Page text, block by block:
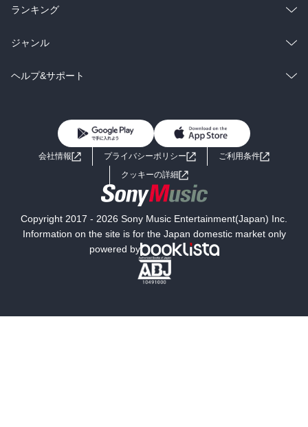
雑誌・グラビア
BL・TL
ラノベ
雑誌・グラビア
BL・TL
総合
ラノベ
雑誌・グラビア
ランキング
総合
ラノベ
ジャンル
コミック
ライトノベル 男子向けラノベ
小説
海外小説
ミステリー SF
文学
ヘルプ&サポート
よくあるご質問 お問い合わせ
会社情報 プライバシーポリシー
ご利用条件
クッキーの詳細
Copyright 2017 - 2026 Sony Music Entertainment(Japan) Inc.
Information on the site is for the Japan domestic market only
powered by